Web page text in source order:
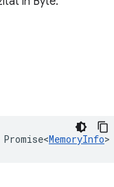
Promise<MemoryInfo>